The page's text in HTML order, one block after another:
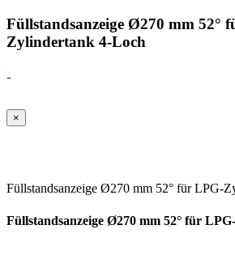
Füllstandsanzeige Ø270 mm 52°
Zylindertank 4-Loch
×
Füllstandsanzeige Ø270 mm 52° für LPG-
Füllstandsanzeige Ø270 mm 52° für